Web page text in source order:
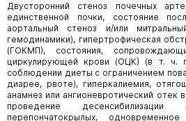
Двусторонний стеноз почечных
единственной почки, состояние
аортальный стеноз и/или
гемодинамики), гипертрофическая
(ГОКМП), состояния,
циркулирующей крови (ОЦК) (в т. ч.
соблюдении диеты с ограничением
диарее, рвоте), гиперкалиемия,
анамнез или ангионевротический отек
проведение
перепончатокрылых,